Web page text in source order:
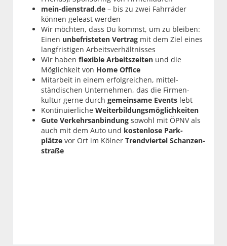
mein-dienstrad.de – bis zu zwei Fahrräder
können geleast werden
Wir möchten, dass Du kommst, um zu bleiben:
Einen unbefris­teten Vertrag mit dem Ziel eines
lang­fristigen Arbeits­verhältnisses
Wir haben flexible Arbeitszeiten und die
Möglichkeit von Home Office
Mitarbeit in einem erfolg­reichen, mittel­
ständischen Unter­nehmen, das die Firmen­
kultur gerne durch gemein­same Events lebt
Kontinuierliche Weiter­bildungs­möglichkeiten
Gute Verkehrsanbindung sowohl mit ÖPNV als
auch mit dem Auto und kosten­lose Park­
plätze vor Ort im Kölner Trend­viertel Schanzen­
straße